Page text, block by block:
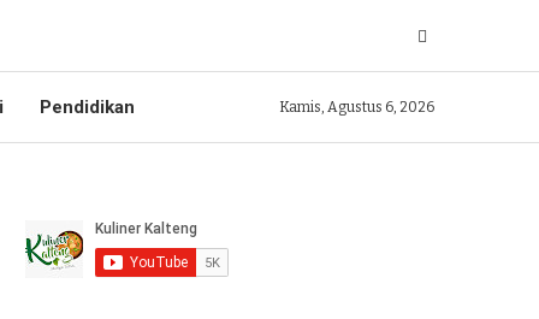
Pendidikan Kamis, Agustus 6, 2026